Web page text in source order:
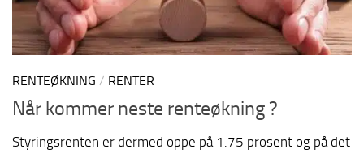
RENTEØKNING / RENTER
Når kommer neste renteøkning ?
Styringsrenten er dermed oppe på 1.75 prosent og på det